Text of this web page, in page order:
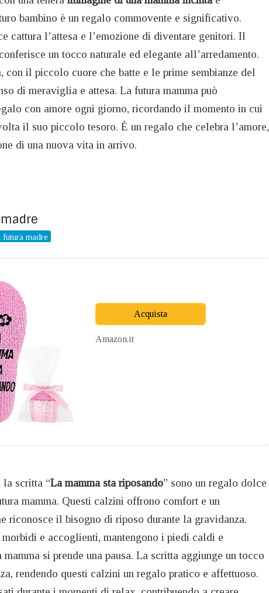
bambino è un regalo commovente e significativo.
cattura l’attesa e l’emozione di diventare genitori. Il
un tocco naturale ed elegante all’arredamento.
con il piccolo cuore che batte e le prime sembianze del
di meraviglia e attesa. La futura mamma può
con amore ogni giorno, ricordando il momento in cui
il suo piccolo tesoro. È un regalo che celebra l’amore,
di una nuova vita in arrivo.
madre
Acquista
Amazon.it
scritta “La mamma sta riposando” sono un regalo dolce
mamma. Questi calzini offrono comfort e un
riconosce il bisogno di riposo durante la gravidanza.
e accoglienti, mantengono i piedi caldi e
si prende una pausa. La scritta aggiunge un tocco
rendendo questi calzini un regalo pratico e affettuoso.